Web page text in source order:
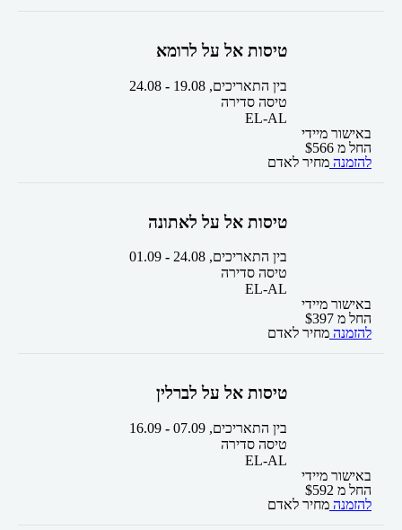
טיסות אל על לרומא
בין התאריכים, -
24.08
טיסה סדירה
EL-AL
באישור מיידי
החל מ
$566
להזמנה מחיר לאדם
טיסות אל על לאתונה
בין התאריכים, -
01.09
טיסה סדירה
EL-AL
באישור מיידי
החל מ
$397
להזמנה מחיר לאדם
טיסות אל על לברלין
בין התאריכים, -
16.09
טיסה סדירה
EL-AL
באישור מיידי
החל מ
$592
להזמנה מחיר לאדם